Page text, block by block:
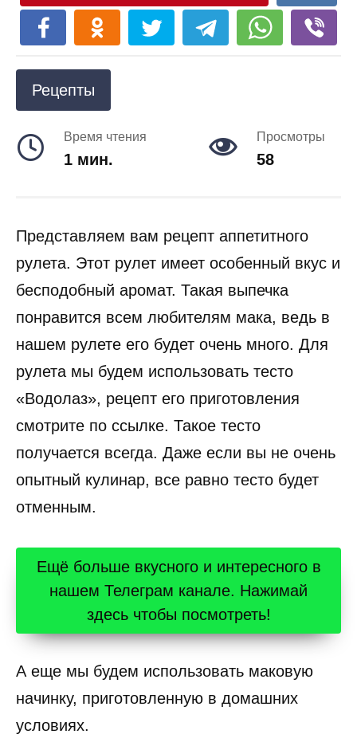
Рецепты
Время чтения
1 мин.
Просмотры
58
Представляем вам рецепт аппетитного
рулета. Этот рулет имеет особенный вкус и
бесподобный аромат. Такая выпечка
понравится всем любителям мака, ведь в
нашем рулете его будет очень много. Для
рулета мы будем использовать тесто
«Водолаз», рецепт его приготовления
смотрите по ссылке. Такое тесто
получается всегда. Даже если вы не очень
опытный кулинар, все равно тесто будет
отменным.
Ещё больше вкусного и интересного в
нашем Телеграм канале. Нажимай
здесь чтобы посмотреть!
А еще мы будем использовать маковую
начинку, приготовленную в домашних
условиях.